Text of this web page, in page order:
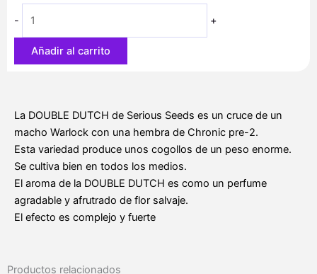
- +
Añadir al carrito
La DOUBLE DUTCH de Serious Seeds es un cruce de un
macho Warlock con una hembra de Chronic pre-2.
Esta variedad produce unos cogollos de un peso enorme.
Se cultiva bien en todos los medios.
El aroma de la DOUBLE DUTCH es como un perfume
agradable y afrutrado de flor salvaje.
El efecto es complejo y fuerte
Productos relacionados